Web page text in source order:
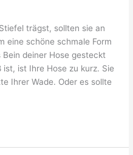
trägst, sollten sie an
eine schöne schmale Form
deiner Hose gesteckt
ist Ihre Hose zu kurz. Sie
Ihrer Wade. Oder es sollte